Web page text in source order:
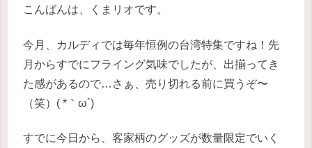
こんばんは、くまリオです。
今月、カルディでは毎年恒例の台湾特集ですね！先
月からすでにフライング気味でしたが、出揃ってき
た感があるので…さぁ、売り切れる前に買うぞ〜
（笑）( *｀ω´)
すでに今日から、客家柄のグッズが数量限定でいく